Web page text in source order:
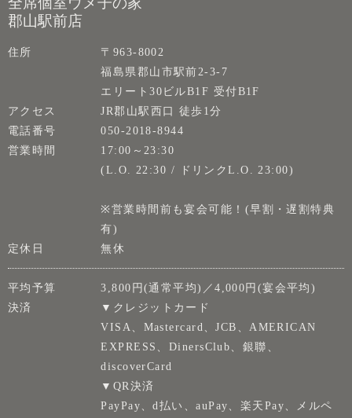
郡山駅前店
住所
〒963-8002
福島県郡山市駅前2-3-7
エリート30ビルB1F 受付B1F
アクセス
JR郡山駅西口 徒歩1分
電話番号
050-2018-8944
営業時間
17:00～23:30
(L.O. 22:30 / ドリンクL.O. 23:00)
※営業時間前も宴会可能！(早割・遅割特典
有)
定休日
無休
平均予算
3,800円(通常平均)／4,000円(宴会平均)
決済
▼クレジットカード
VISA、Mastercard、JCB、AMERICAN
EXPRESS、DinersClub、銀聯、
discoverCard
▼QR決済
PayPay、d払い、auPay、楽天Pay、メルペ